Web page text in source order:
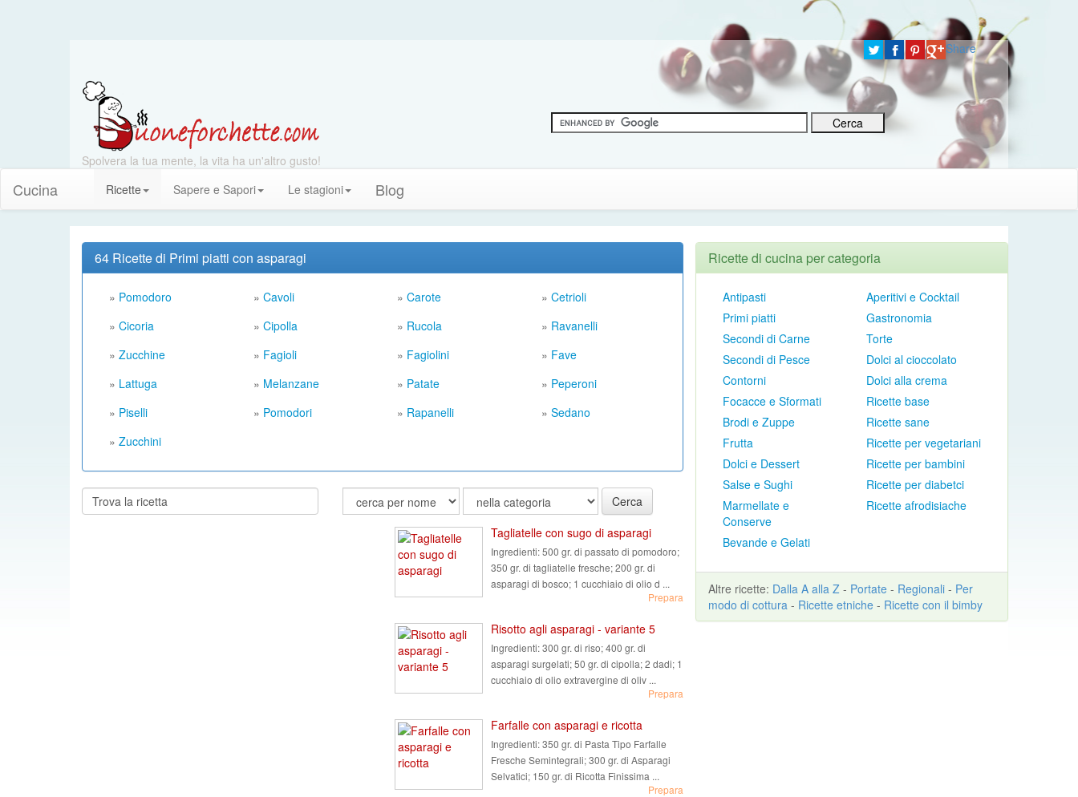
Share
Spolvera la tua mente, la vita ha un'altro gusto!
Cucina Ricette Sapere e Sapori Le stagioni Blog
64 Ricette di Primi piatti con asparagi
» Pomodoro » Cavoli » Carote » Cetrioli
» Cicoria » Cipolla » Rucola » Ravanelli
» Zucchine » Fagioli » Fagiolini » Fave
» Lattuga » Melanzane » Patate » Peperoni
» Piselli » Pomodori » Rapanelli » Sedano
» Zucchini
Cerca
Cerca
Tagliatelle con sugo di asparagi
Ingredienti:500 gr. di passato di pomodoro;
350 gr. di tagliatelle fresche; 200 gr. di
asparagi di bosco; 1 cucchiaio di olio d ...
Prepara
Risotto agli asparagi - variante 5
Ingredienti:300 gr. di riso; 400 gr. di
asparagi surgelati; 50 gr. di cipolla; 2 dadi; 1
cucchiaio di olio extravergine di oliv ...
Prepara
Farfalle con asparagi e ricotta
Ingredienti:350 gr. di Pasta Tipo Farfalle
Fresche Semintegrali; 300 gr. di Asparagi
Selvatici; 150 gr. di Ricotta Finissima ...
Prepara
Ricette di cucina per categoria
Antipasti
Primi piatti
Secondi di Carne
Secondi di Pesce
Contorni
Focacce e Sformati
Brodi e Zuppe
Frutta
Dolci e Dessert
Salse e Sughi
Marmellate e
Conserve
Bevande e Gelati
Aperitivi e Cocktail
Gastronomia
Torte
Dolci al cioccolato
Dolci alla crema
Ricette base
Ricette sane
Ricette per vegetariani
Ricette per bambini
Ricette per diabetci
Ricette afrodisiache
Altre ricette: Dalla A alla Z - Portate - Regionali - Per
modo di cottura - Ricette etniche - Ricette con il bimby